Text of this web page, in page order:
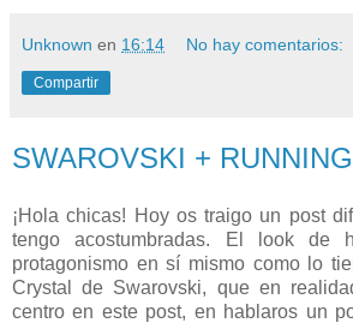
Unknown en 16:14 No hay comentarios:
Compartir
SWAROVSKI + RUNNING
¡Hola chicas! Hoy os traigo un post
tengo acostumbradas. El look de
protagonismo en sí mismo como lo
Crystal de Swarovski, que en
centro en este post, en hablaros un